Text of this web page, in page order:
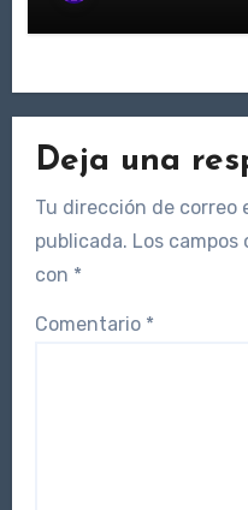
Deja una
Tu dirección de correo
publicada. Los
con *
Comentario *